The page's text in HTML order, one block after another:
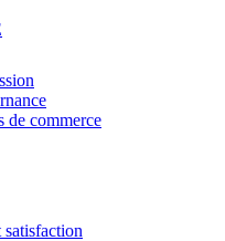
de commerce
satisfaction